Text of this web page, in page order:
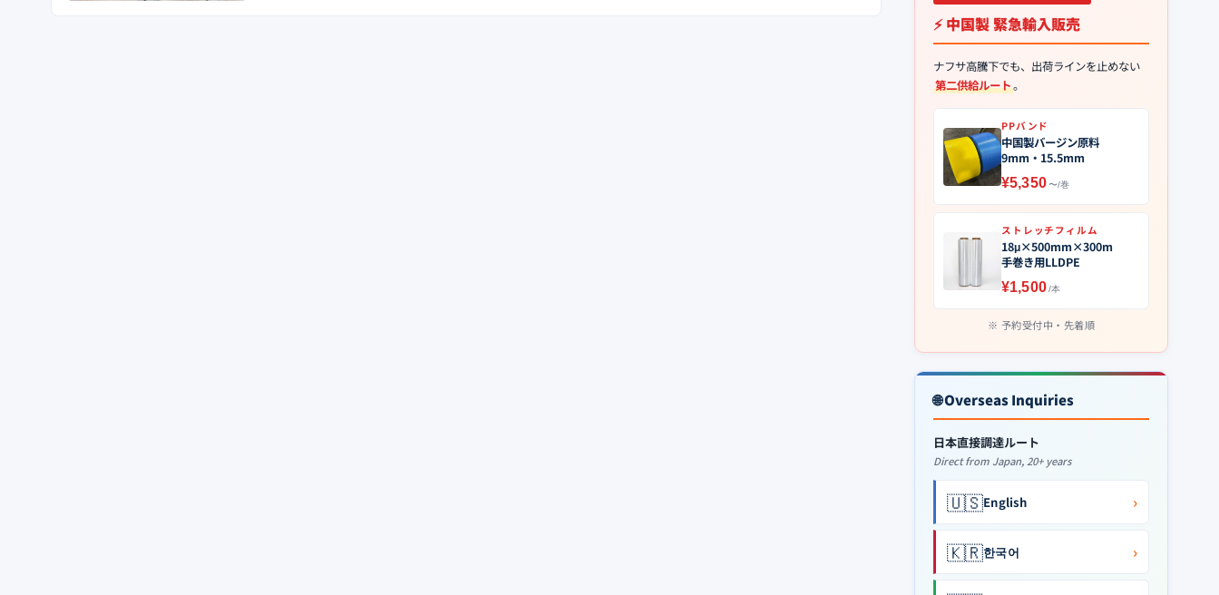
⚡ 中国製 緊急輸入販売
ナフサ高騰下でも、出荷ラインを止めない
第二供給ルート。
PPバンド
中国製バージン原料
9mm・15.5mm
¥5,350〜/巻
ストレッチフィルム
18μ×500mm×300m
手巻き用LLDPE
¥1,500/本
予約受付中・先着順
🌐 Overseas Inquiries
日本直接調達ルート
Direct from Japan, 20+ years
🇺🇸English ›
🇰🇷한국어 ›